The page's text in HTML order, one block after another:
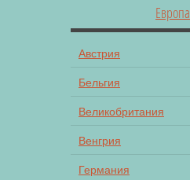
Европа
Австрия
Бельгия
Великобритания
Венгрия
Германия